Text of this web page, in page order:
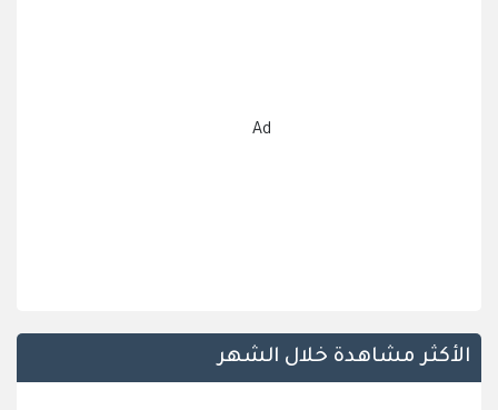
Ad
الأكثر مشاهدة خلال الشهر